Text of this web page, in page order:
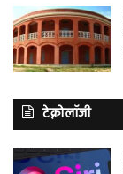
टेक्नोलॉजी